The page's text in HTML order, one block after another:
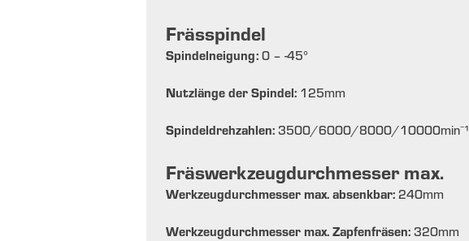
Frässpindel
Spindelneigung: 0 – -45°
Nutzlänge der Spindel: 125mm
Spindeldrehzahlen: 3500/6000/8000/10000min⁻¹
Fräswerkzeugdurchmesser max.
Werkzeugdurchmesser max. absenkbar: 240mm
Werkzeugdurchmesser max. Zapfenfräsen: 320mm